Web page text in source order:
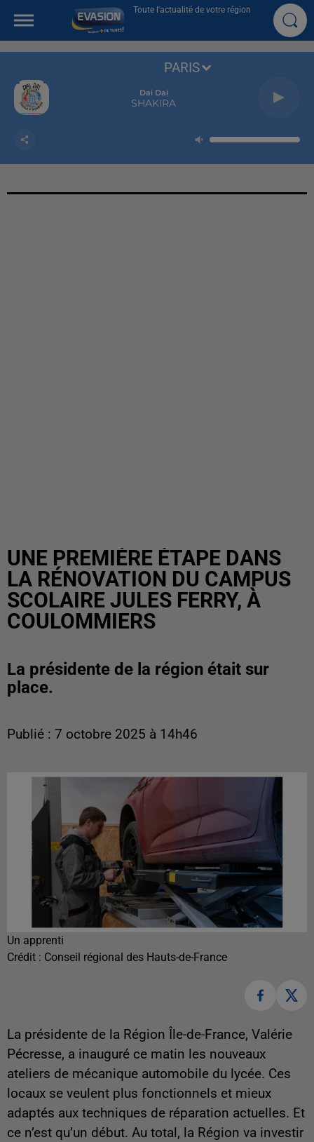
Toute l'actualité de votre région
Dai Dai
SHAKIRA
PARIS
UNE PREMIÈRE ÉTAPE DANS
LA RÉNOVATION DU CAMPUS
SCOLAIRE JULES FERRY, À
COULOMMIERS
La présidente de la région était sur
place.
Publié : 7 octobre 2025 à 14h46
Un apprenti
Crédit : Conseil régional des Hauts-de-France
La présidente de la Région Île-de-France, Valérie
Pécresse, a inauguré ce matin les nouveaux
ateliers de mécanique automobile du lycée. Ces
locaux se veulent plus fonctionnels et mieux
adaptés aux techniques de réparation actuelles. Et
ce n’est qu’un début. Au total, la Région va investir